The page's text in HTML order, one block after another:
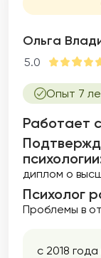
Ольга
5.0
Опыт 7
Работает
диплом о
Психолог
Проблемы в
с 2018